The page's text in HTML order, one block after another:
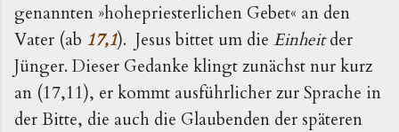
genannten »hohepriesterlichen Gebet« an den
Vater (ab 17,1). Jesus bittet um die Einheitder
Jünger. Dieser Ge­danke klingt zunächst nur kurz
an (17,11), er kommt aus­führlicher zur Sprache in
der Bitte, die auch die Glaubenden der späteren